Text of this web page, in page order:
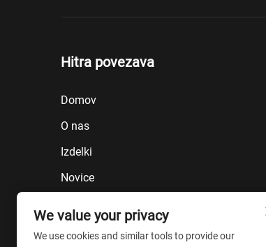
Hitra povezava
Domov
O nas
Izdelki
Novice
Kontaktirajte nas
We value your privacy
We use cookies and similar tools to provide our